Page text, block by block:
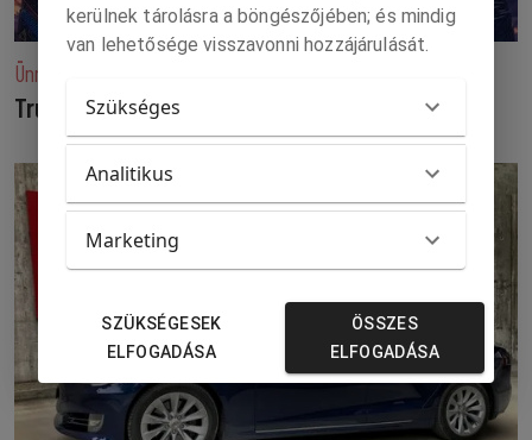
Ünnepi ketrecharc-viadal a Fehér Ház gyepén
Trump kertjében verték egymást!
kerülnek tárolásra a böngészőjében; és mindig
van lehetősége visszavonni hozzájárulását.
Szükséges
Analitikus
Marketing
SZÜKSÉGESEK
ELFOGADÁSA
ÖSSZES
ELFOGADÁSA